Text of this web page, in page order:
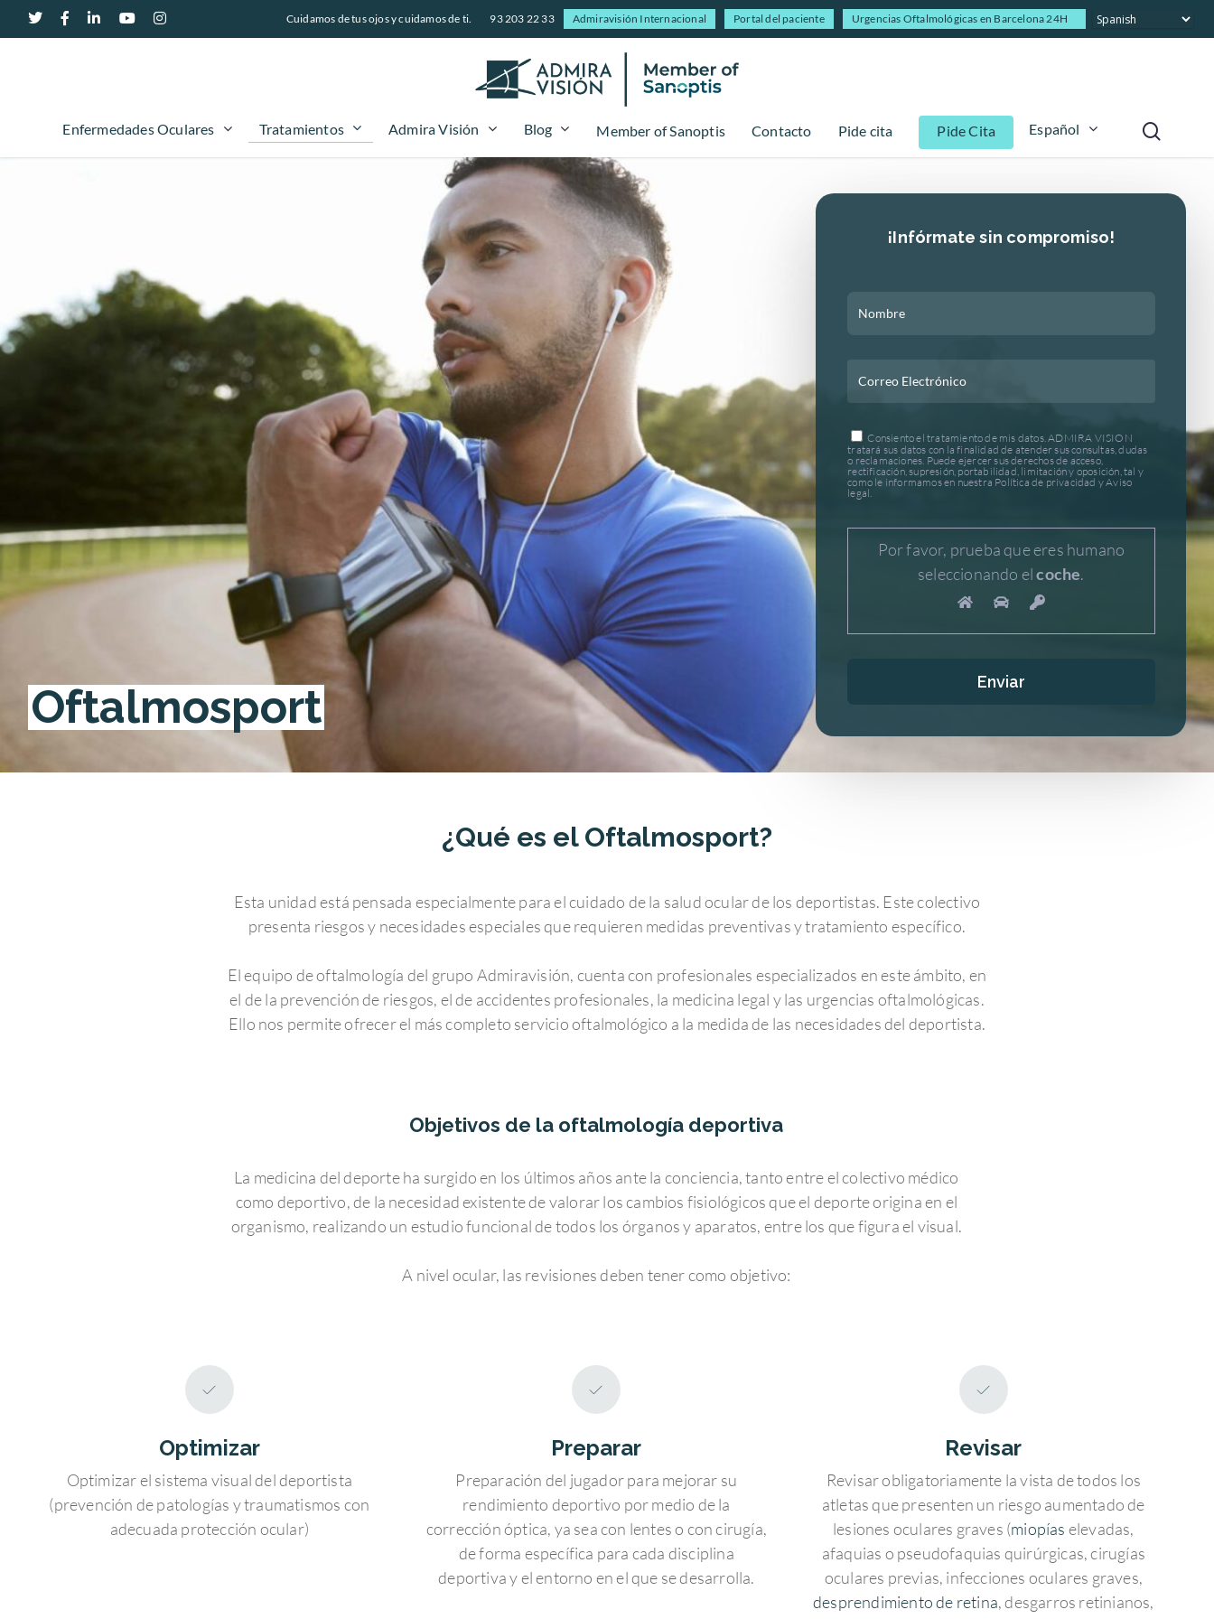
Cuidamos de tus ojos y cuidamos de ti. 93 203 22 33 Admiravisión Internacional Portal del paciente Urgencias Oftalmológicas en Barcelona 24H
Hit enter to search or ESC to close
Enfermedades Oculares Tratamientos Admira Visión Blog Member of Sanoptis Contacto Pide cita Pide Cita Español
Oftalmosport
¡Infórmate sin compromiso!
Consiento el tratamiento de mis datos. ADMIRA VISION
tratará sus datos con la finalidad de atender sus consultas, dudas
o reclamaciones. Puede ejercer sus derechos de acceso,
rectificación, supresión, portabilidad, limitación y oposición, tal y
como le informamos en nuestra Política de privacidad y Aviso
legal.
Por favor, prueba que eres humano
seleccionando elcoche.
¿Qué es el Oftalmosport?
Esta unidad está pensada especialmente para el cuidado de la salud ocular de los deportistas. Este colectivo
presenta riesgos y necesidades especiales que requieren medidas preventivas y tratamiento específico.
El equipo de oftalmología del grupo Admiravisión, cuenta con profesionales especializados en este ámbito, en
el de la prevención de riesgos, el de accidentes profesionales, la medicina legal y las urgencias oftalmológicas.
Ello nos permite ofrecer el más completo servicio oftalmológico a la medida de las necesidades del deportista.
Objetivos de la oftalmología deportiva
La medicina del deporte ha surgido en los últimos años ante la conciencia, tanto entre el colectivo médico
como deportivo, de la necesidad existente de valorar los cambios fisiológicos que el deporte origina en el
organismo, realizando un estudio funcional de todos los órganos y aparatos, entre los que figura el visual.
A nivel ocular, las revisiones deben tener como objetivo:
Optimizar
Optimizar el sistema visual del deportista
(prevención de patologías y traumatismos con
adecuada protección ocular)
Preparar
Preparación del jugador para mejorar su
rendimiento deportivo por medio de la
corrección óptica, ya sea con lentes o con cirugía,
de forma específica para cada disciplina
deportiva y el entorno en el que se desarrolla.
Revisar
Revisar obligatoriamente la vista de todos los
atletas que presenten un riesgo aumentado de
lesiones oculares graves (miopías elevadas,
afaquias o pseudofaquias quirúrgicas, cirugías
oculares previas, infecciones oculares graves,
desprendimiento de retina, desgarros retinianos,